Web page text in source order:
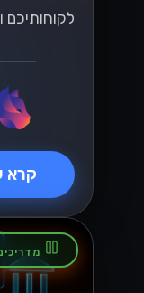
לקוחותיכם
קרא